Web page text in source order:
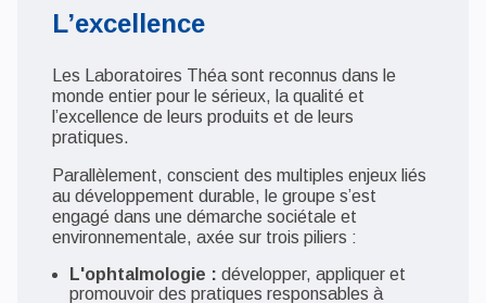
L’excellence
Les Laboratoires Théa sont reconnus dans le
monde entier pour le sérieux, la qualité et
l’excellence de leurs produits et de leurs
pratiques.
Parallèlement, conscient des multiples enjeux liés
au développement durable, le groupe s’est
engagé dans une démarche sociétale et
environnementale, axée sur trois piliers :
L'ophtalmologie : développer, appliquer et
promouvoir des pratiques responsables à